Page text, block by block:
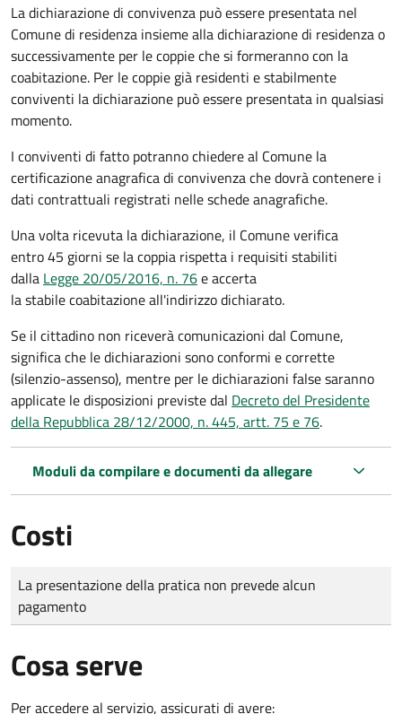
La dichiarazione di convivenza può essere presentata nel
Comune di residenza insieme alla dichiarazione di residenza o
successivamente per le coppie che si formeranno con la
coabitazione. Per le coppie già residenti e stabilmente
conviventi la dichiarazione può essere presentata in qualsiasi
momento.
I conviventi di fatto potranno chiedere al Comune la
certificazione anagrafica di convivenza che dovrà contenere i
dati contrattuali registrati nelle schede anagrafiche.
Una volta ricevuta la dichiarazione, il Comune verifica
entro 45 giorni se la coppia rispetta i requisiti stabiliti
dalla Legge 20/05/2016, n. 76e accerta
la stabile coabitazione all'indirizzo dichiarato.
Se il cittadino non riceverà comunicazioni dal Comune,
significa che le dichiarazioni sono conformi e corrette
(silenzio-assenso), mentre per le dichiarazioni false saranno
applicate le disposizioni previste dal Decreto del Presidente
della Repubblica 28/12/2000, n. 445, artt. 75 e 76.
Moduli da compilare e documenti da allegare
Costi
Tipo di pagamento
Importo
La presentazione della pratica non prevede alcun
pagamento
Cosa serve
Per accedere al servizio, assicurati di avere: